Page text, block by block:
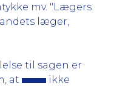
mv. "Lægers
læger,
til sagen er
at
ikke